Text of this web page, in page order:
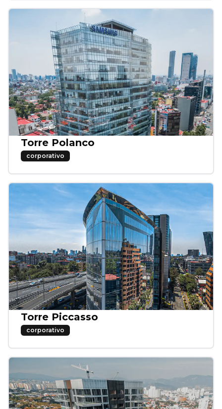
Torre Polanco
corporativo
Torre Piccasso
corporativo